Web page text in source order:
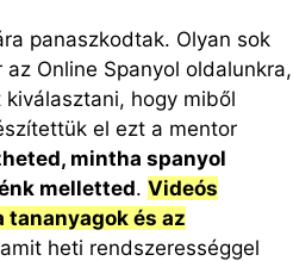
panaszkodtak. Olyan sok
Online Spanyol oldalunkra,
hogy miből
el ezt a mentor
mintha spanyol
melletted. Videós
tananyagok és az
heti rendszerességgel